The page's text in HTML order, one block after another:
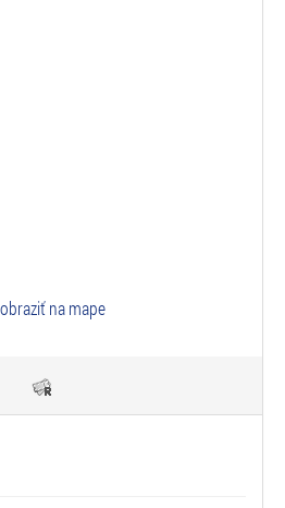
na mape